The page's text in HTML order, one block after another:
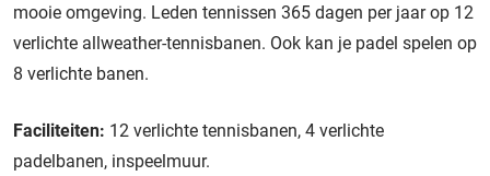
mooie omgeving. Leden tennissen 365 dagen per jaar op 12
verlichte allweather-tennisbanen. Ook kan je padel spelen op
8 verlichte banen.
Faciliteiten: 12 verlichte tennisbanen, 4 verlichte
padelbanen, inspeelmuur.